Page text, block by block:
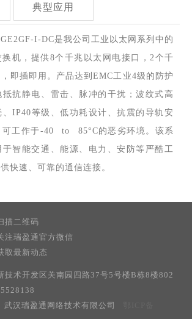
典型应用
I-DC是我公司工业以太网系列中的
机，提供8个千兆以太网电接口，2个千
即插即用。产品达到EMC工业4级的防护
抗静电、雷击、脉冲的干扰；波纹式高
IP40等级、低功耗设计、抗震的导轨安
可工作于-40 to 85°C的恶劣环境。该系
智能交通、能源、电力、安防等严酷工
快速、可靠的通信连接。
描二维码
注瑞盈通官方微信
取最新动态
技术开发区关南园四路37号5号楼B栋8楼802
汉瑞盈通网络技术有限公司